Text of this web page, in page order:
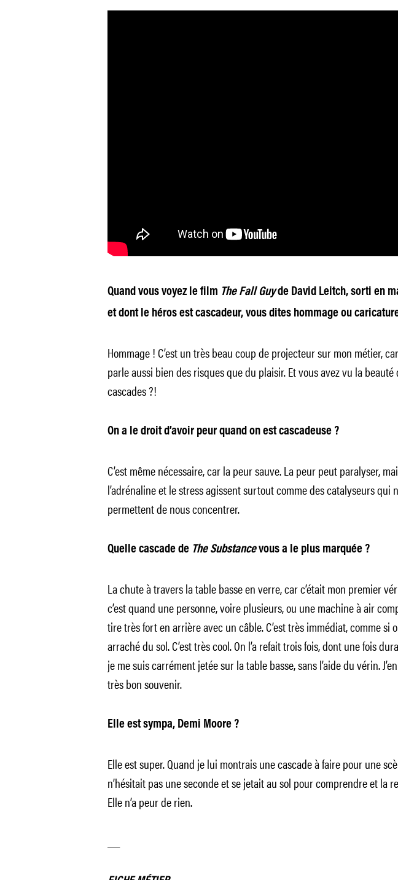
Quand vous voyez le film The Fall Guyde David Leitch, sorti en
et dont le héros est cascadeur, vous dites hommage ou
Hommage ! C’est un très beau coup de projecteur sur mon métier,
parle aussi bien des risques que du plaisir. Et vous avez vu la beauté
cascades ?!
On a le droit d’avoir peur quand on est cascadeuse ?
C’est même nécessaire, car la peur sauve. La peur peut paralyser,
l’adrénaline et le stress agissent surtout comme des catalyseurs qui
permettent de nous concentrer.
Quelle cascade de The Substancevous a le plus marquée ?
La chute à travers la table basse en verre, car c’était mon premier
c’est quand une personne, voire plusieurs, ou une machine à air
tire très fort en arrière avec un câble. C’est très immédiat, comme si
arraché du sol. C’est très cool. On l’a refait trois fois, dont une fois
je me suis carrément jetée sur la table basse, sans l’aide du vérin.
très bon souvenir.
Elle est sympa, Demi Moore ?
Elle est super. Quand je lui montrais une cascade à faire pour une
n’hésitait pas une seconde et se jetait au sol pour comprendre et la
Elle n’a peur de rien.